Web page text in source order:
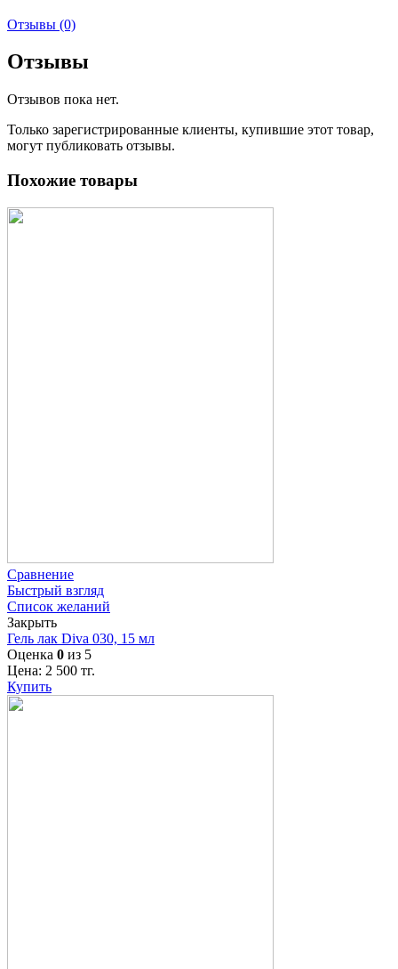
Отзывы (0)
Отзывы
Отзывов пока нет.
Только зарегистрированные клиенты, купившие этот товар,
могут публиковать отзывы.
Похожие товары
Сравнение
Быстрый взгляд
Список желаний
Закрыть
Гель лак Diva 030, 15 мл
Оценка 0 из 5
Цена: 2 500 тг.
Купить